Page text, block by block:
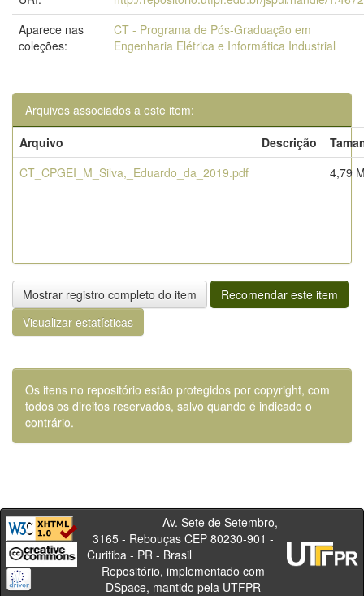
Aparece nas
coleções:
CT - Programa de Pós-Graduação em
Engenharia Elétrica e Informática Industrial
Arquivos associados a este item:
Arquivo
Descrição
CT_CPGEI_M_Silva,_Eduardo_da_2019.pdf
4,79
Mostrar registro completo do item
Recomendar este item
Visualizar estatísticas
Os itens no repositório estão protegidos por copyright, com
todos os direitos reservados, salvo quando é indicado o
contrário.
Av. Sete de Setembro,
3165 - Rebouças CEP 80230-901 -
Curitiba - PR - Brasil
Repositório, implementado com
DSpace, mantido pela UTFPR